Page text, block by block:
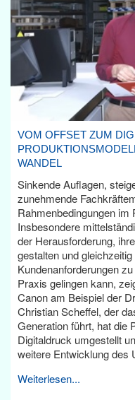
VOM OFFSET ZUM
WANDEL
Sinkende Auflagen,
zunehmende
Rahmenbedingungen im
Insbesondere
der Herausforderung,
gestalten und
Kundenanforderungen
Praxis gelingen kann,
Canon am Beispiel der
Christian Scheffel, der
Generation führt, hat die
Digitaldruck umgestellt
weitere Entwicklung des
Weiterlesen...